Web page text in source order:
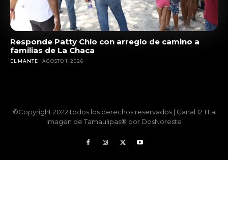
Responde Patty Chío con arreglo de camino a
familias de La Chaca
EL MANTE AGOSTO 1, 2026
©Copyright 2022 todos los derechos reservados | Canal 12.1 La
Imagen de Tamaulipas® por DosNoreste